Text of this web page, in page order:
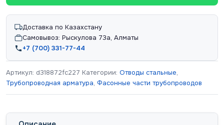
Доставка по Казахстану
Самовывоз: Рыскулова 73а, Алматы
+7 (700) 331-77-44
Артикул: d318872fc227 Категории: Отводы стальные,
Трубопроводная арматура, Фасонные части трубопроводов